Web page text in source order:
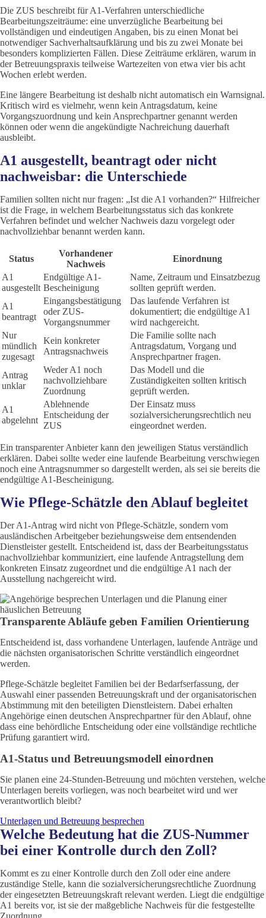
Die ZUS beschreibt für A1-Verfahren unterschiedliche
Bearbeitungszeiträume: eine unverzügliche Bearbeitung bei
vollständigen und eindeutigen Angaben, bis zu einen Monat bei
notwendiger Sachverhaltsaufklärung und bis zu zwei Monate bei
besonders komplizierten Fällen. Diese Zeiträume erklären, warum in
der Betreuungspraxis teilweise Wartezeiten von etwa vier bis acht
Wochen erlebt werden.
Eine längere Bearbeitung ist deshalb nicht automatisch ein Warnsignal.
Kritisch wird es vielmehr, wenn kein Antragsdatum, keine
Vorgangszuordnung und kein Ansprechpartner genannt werden
können oder wenn die angekündigte Nachreichung dauerhaft
ausbleibt.
A1 ausgestellt, beantragt oder nicht
nachweisbar: die Unterschiede
Familien sollten nicht nur fragen: „Ist die A1 vorhanden?“ Hilfreicher
ist die Frage, in welchem Bearbeitungsstatus sich das konkrete
Verfahren befindet und welcher Nachweis dazu vorgelegt oder
nachvollziehbar benannt werden kann.
Status
Vorhandener
Nachweis
Einordnung
A1
ausgestellt
Endgültige A1-
Bescheinigung
Name, Zeitraum und Einsatzbezug
sollten geprüft werden.
A1
beantragt
Eingangsbestätigung
oder ZUS-
Vorgangsnummer
Das laufende Verfahren ist
dokumentiert; die endgültige A1
wird nachgereicht.
Nur
mündlich
zugesagt
Kein konkreter
Antragsnachweis
Die Familie sollte nach
Antragsdatum, Vorgang und
Ansprechpartner fragen.
Antrag
unklar
Weder A1 noch
nachvollziehbare
Zuordnung
Das Modell und die
Zuständigkeiten sollten kritisch
geprüft werden.
A1
abgelehnt
Ablehnende
Entscheidung der
ZUS
Der Einsatz muss
sozialversicherungsrechtlich neu
eingeordnet werden.
Ein transparenter Anbieter kann den jeweiligen Status verständlich
erklären. Dabei sollte weder eine laufende Bearbeitung verschwiegen
noch eine Antragsnummer so dargestellt werden, als sei sie bereits die
endgültige A1-Bescheinigung.
Wie Pflege-Schätzle den Ablauf begleitet
Der A1-Antrag wird nicht von Pflege-Schätzle, sondern vom
ausländischen Arbeitgeber beziehungsweise dem entsendenden
Dienstleister gestellt. Entscheidend ist, dass der Bearbeitungsstatus
nachvollziehbar kommuniziert, eine laufende Antragstellung dem
konkreten Einsatz zugeordnet und die endgültige A1 nach der
Ausstellung nachgereicht wird.
Transparente Abläufe geben Familien Orientierung
Entscheidend ist, dass vorhandene Unterlagen, laufende Anträge und
die nächsten organisatorischen Schritte verständlich eingeordnet
werden.
Pflege-Schätzle begleitet Familien bei der Bedarfserfassung, der
Auswahl einer passenden Betreuungskraft und der organisatorischen
Abstimmung mit den beteiligten Dienstleistern. Dabei erhalten
Angehörige einen deutschen Ansprechpartner für den Ablauf, ohne
dass eine behördliche Entscheidung oder eine vollständige rechtliche
Prüfung garantiert wird.
A1-Status und Betreuungsmodell einordnen
Sie planen eine 24-Stunden-Betreuung und möchten verstehen, welche
Unterlagen bereits vorliegen, was noch bearbeitet wird und wer
verantwortlich bleibt?
Unterlagen und Betreuung besprechen
Welche Bedeutung hat die ZUS-Nummer
bei einer Kontrolle durch den Zoll?
Kommt es zu einer Kontrolle durch den Zoll oder eine andere
zuständige Stelle, kann die sozialversicherungsrechtliche Zuordnung
der eingesetzten Betreuungskraft relevant werden. Liegt die endgültige
A1 bereits vor, ist sie der maßgebliche Nachweis für die festgestellte